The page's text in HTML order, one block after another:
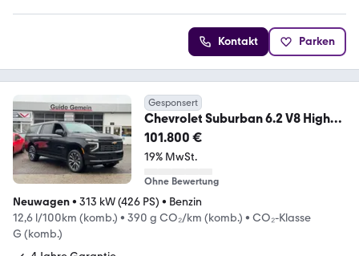
Kontakt Parken
Gesponsert
Chevrolet Suburban 6.2 V8 High
Country 2026 + 4 Jahren Gar
101.800 €
19% MwSt.
Ohne Bewertung
Neuwagen• 313 kW (426 PS) • Benzin
12,6 l/100km (komb.) • 390 g CO₂/km (komb.) • CO₂-Klasse
G (komb.)